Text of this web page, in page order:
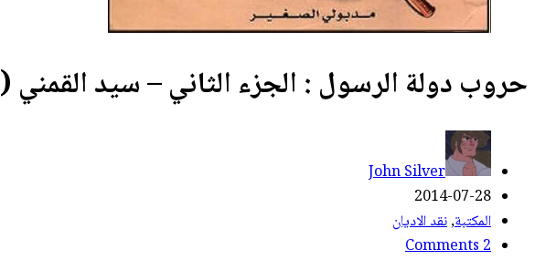
حروب دولة الرسول : الجزء الثاني – سيد القمني (PDF)
John Silver
2014-07-28
المكتبة,نقد الاديان
2 Comments